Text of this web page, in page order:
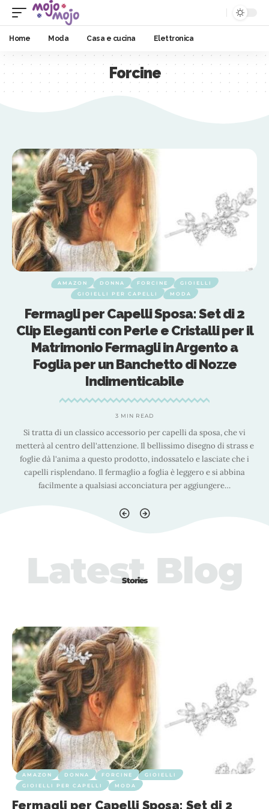
Home Moda Casa e cucina Elettronica
Forcine
AMAZON DONNA FORCINE
GIOIELLI
GIOIELLI PER CAPELLI
MODA
Fermagli per Capelli Sposa: Set di 2
Clip Eleganti con Perle e Cristalli per il
Matrimonio Fermagli in Argento a
Foglia per un Banchetto di Nozze
Indimenticabile
3 MIN READ
Si tratta di un classico accessorio per capelli da sposa, che vi
metterà al centro dell'attenzione. Il bellissimo disegno di strass e
foglie dà l'anima a questo prodotto, indossatelo e lasciate che i
capelli risplendano. Il fermaglio a foglia è leggero e si abbina
facilmente a qualsiasi acconciatura per aggiungere…
Stories
Latest Blog
AMAZON DONNA FORCINE
GIOIELLI
GIOIELLI PER CAPELLI
MODA
Fermagli per Capelli Sposa: Set di 2